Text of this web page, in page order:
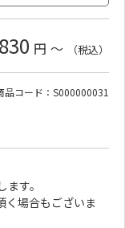
円 ～ （税込）
品コード：S000000031
す。
場合もございま